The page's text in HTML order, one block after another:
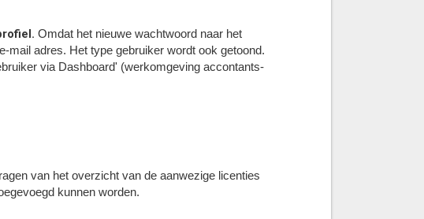
Omdat het nieuwe wachtwoord naar het
mail adres. Het type gebruiker wordt ook getoond.
via Dashboard' (werkomgeving accontants-
van het overzicht van de aanwezige licenties
kunnen worden.